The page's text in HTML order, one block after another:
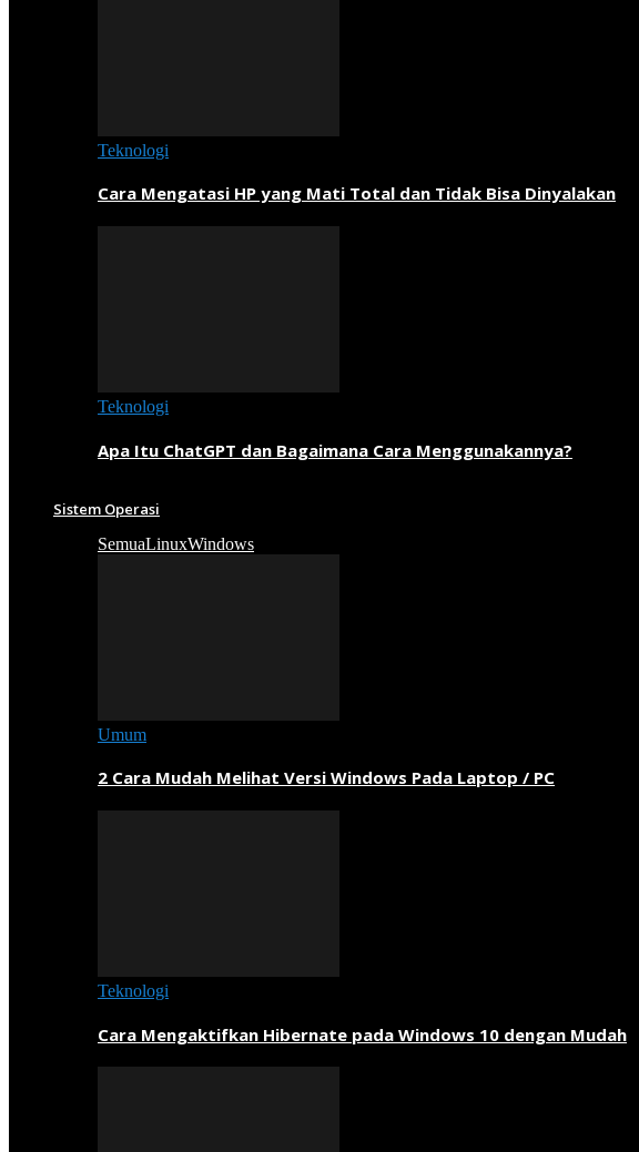
Teknologi
Cara Mengatasi HP yang Mati Total dan Tidak Bisa Dinyalakan
Teknologi
Apa Itu ChatGPT dan Bagaimana Cara Menggunakannya?
Sistem Operasi
SemuaLinuxWindows
Umum
2 Cara Mudah Melihat Versi Windows Pada Laptop / PC
Teknologi
Cara Mengaktifkan Hibernate pada Windows 10 dengan Mudah